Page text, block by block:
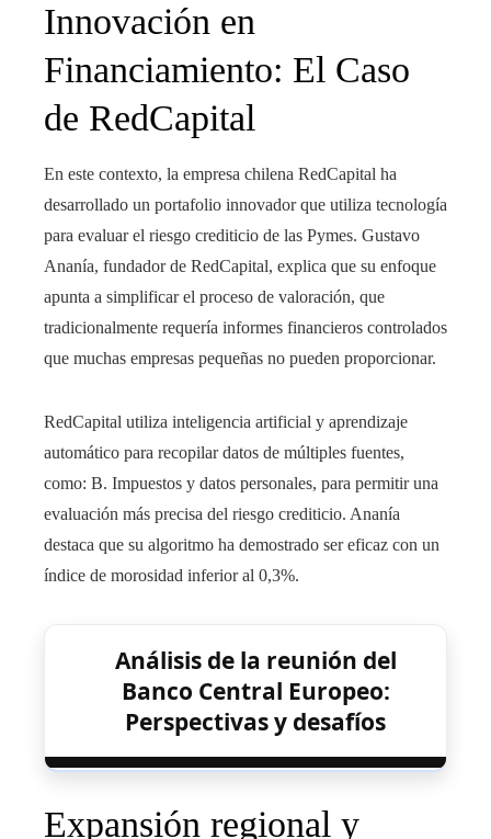
Innovación en
Financiamiento: El Caso
de RedCapital
En este contexto, la empresa chilena RedCapital ha
desarrollado un portafolio innovador que utiliza tecnología
para evaluar el riesgo crediticio de las Pymes. Gustavo
Ananía, fundador de RedCapital, explica que su enfoque
apunta a simplificar el proceso de valoración, que
tradicionalmente requería informes financieros controlados
que muchas empresas pequeñas no pueden proporcionar.
RedCapital utiliza inteligencia artificial y aprendizaje
automático para recopilar datos de múltiples fuentes,
como: B. Impuestos y datos personales, para permitir una
evaluación más precisa del riesgo crediticio. Ananía
destaca que su algoritmo ha demostrado ser eficaz con un
índice de morosidad inferior al 0,3%.
Análisis de la reunión del
Banco Central Europeo:
Perspectivas y desafíos
Expansión regional y